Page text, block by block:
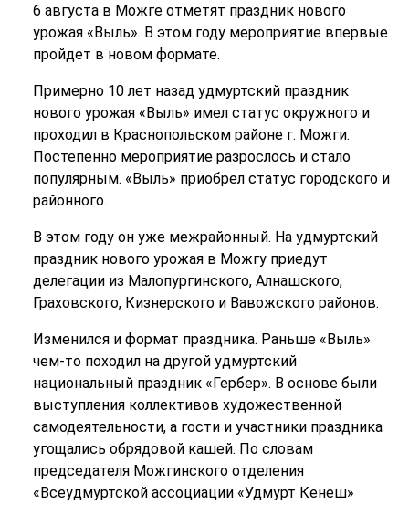
6 августа в Можге отметят праздник нового
урожая «Выль». В этом году мероприятие впервые
пройдет в новом формате.
Примерно 10 лет назад удмуртский праздник
нового урожая «Выль» имел статус окружного и
проходил в Краснопольском районе г. Можги.
Постепенно мероприятие разрослось и стало
популярным. «Выль» приобрел статус городского и
районного.
В этом году он уже межрайонный. На удмуртский
праздник нового урожая в Можгу приедут
делегации из Малопургинского, Алнашского,
Граховского, Кизнерского и Вавожского районов.
Изменился и формат праздника. Раньше «Выль»
чем-то походил на другой удмуртский
национальный праздник «Гербер». В основе были
выступления коллективов художественной
самодеятельности, а гости и участники праздника
угощались обрядовой кашей. По словам
председателя Можгинского отделения
«Всеудмуртской ассоциации «Удмурт Кенеш»